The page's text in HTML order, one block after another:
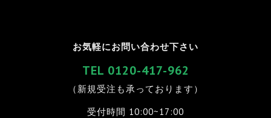
お気軽にお問い合わせ下さい
TEL 0120-417-962
（新規受注も承っております）
受付時間 10:00~17:00